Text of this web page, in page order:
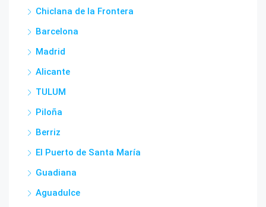
Chiclana de la Frontera
Barcelona
Madrid
Alicante
TULUM
Piloña
Berriz
El Puerto de Santa María
Guadiana
Aguadulce